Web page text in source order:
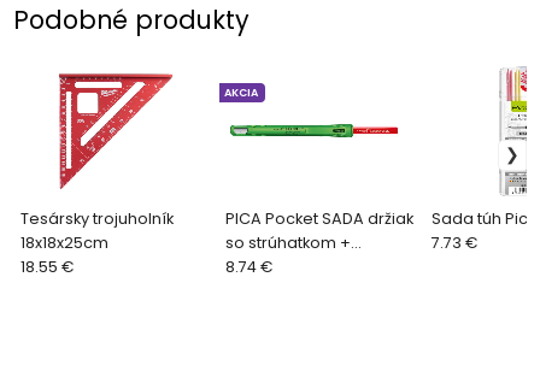
Podobné produkty
Tesársky trojuholník
18x18x25cm
18.55 €
PICA Pocket SADA držiak
so strúhatkom +
tesárska ceruzka
AKCIA
8.74 €
Sada túh
7.73 €